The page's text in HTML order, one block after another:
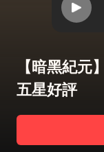
【暗黑紀元
五星好評